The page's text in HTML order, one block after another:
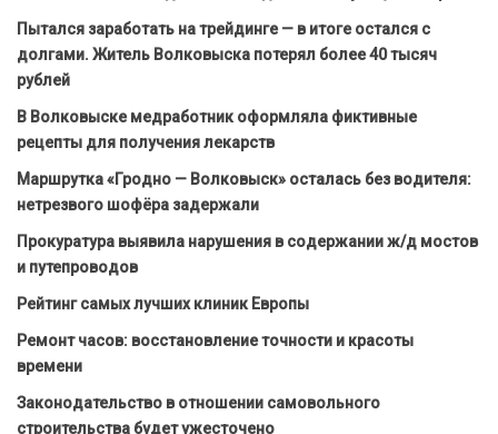
Пытался заработать на трейдинге — в итоге остался с
долгами. Житель Волковыска потерял более 40 тысяч
рублей
В Волковыске медработник оформляла фиктивные
рецепты для получения лекарств
Маршрутка «Гродно — Волковыск» осталась без водителя:
нетрезвого шофёра задержали
Прокуратура выявила нарушения в содержании ж/д мостов
и путепроводов
Рейтинг самых лучших клиник Европы
Ремонт часов: восстановление точности и красоты
времени
Законодательство в отношении самовольного
строительства будет ужесточено